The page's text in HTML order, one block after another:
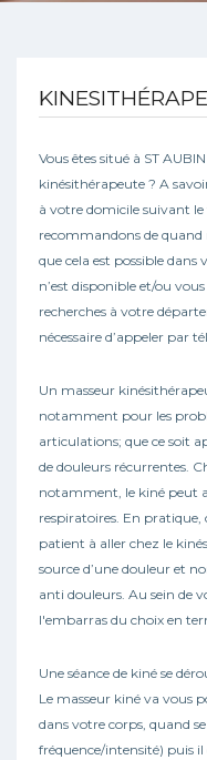
Vous êtes situé à ST
kinésithérapeute ? A
à votre domicile suivant
recommandons de quand
que cela est possible
n’est disponible et/ou
recherches à votre
nécessaire d’appeler par
Un masseur
notamment pour les
articulations; que ce soit
de douleurs récurrentes.
notamment, le kiné peut
respiratoires. En pratique,
patient à aller chez le
source d’une douleur et
anti douleurs. Au sein de
l'embarras du choix en
Une séance de kiné se
Le masseur kiné va vous
dans votre corps, quand
fréquence/intensité) puis